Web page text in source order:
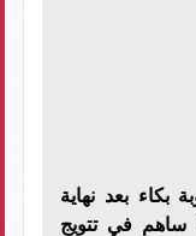
بعد نهاية
ساهم في تتويج